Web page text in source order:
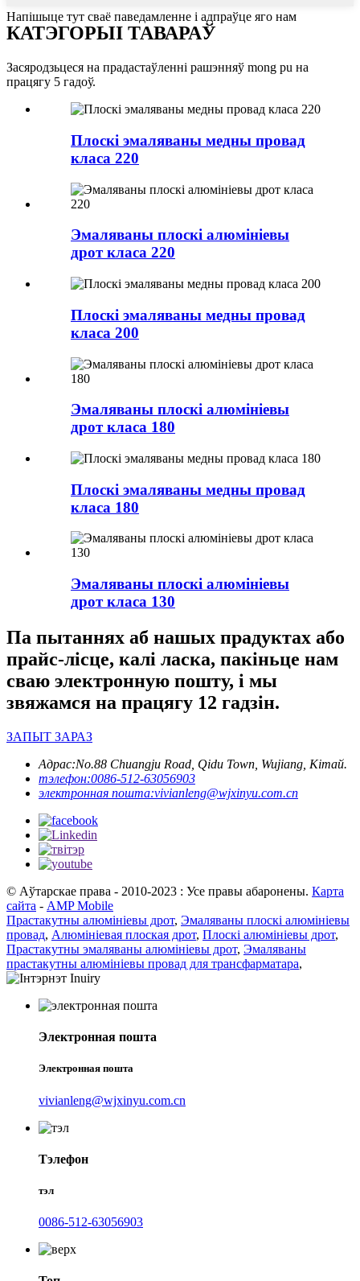
Напішыце тут сваё паведамленне і адпраўце яго нам
КАТЭГОРЫІ ТАВАРАЎ
Засяродзьцеся на прадастаўленні рашэнняў mong pu на
працягу 5 гадоў.
Плоскі эмаляваны медны провад
класа 220
Эмаляваны плоскі алюмініевы
дрот класа 220
Плоскі эмаляваны медны провад
класа 200
Эмаляваны плоскі алюмініевы
дрот класа 180
Плоскі эмаляваны медны провад
класа 180
Эмаляваны плоскі алюмініевы
дрот класа 130
Па пытаннях аб нашых прадуктах або
прайс-лісце, калі ласка, пакіньце нам
сваю электронную пошту, і мы
звяжамся на працягу 12 гадзін.
ЗАПЫТ ЗАРАЗ
Адрас:No.88 Chuangju Road, Qidu Town, Wujiang, Кітай.
тэлефон:0086-512-63056903
электронная пошта:vivianleng@wjxinyu.com.cn
© Аўтарскае права - 2010-2023 : Усе правы абаронены. Карта
сайта - AMP Mobile
Прастакутны алюмініевы дрот, Эмаляваны плоскі алюмініевы
провад, Алюмініевая плоская дрот, Плоскі алюмініевы дрот,
Прастакутны эмаляваны алюмініевы дрот, Эмаляваны
прастакутны алюмініевы провад для трансфарматара,
Электронная пошта
Электронная пошта
vivianleng@wjxinyu.com.cn
Тэлефон
тэл
0086-512-63056903